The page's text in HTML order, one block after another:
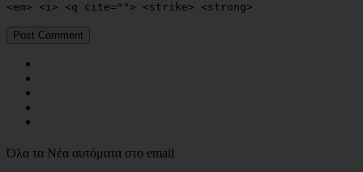
<em> <i> <q cite=""> <strike> <strong>
Όλα τα Νέα αυτόματα στο email